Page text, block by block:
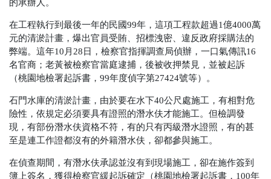
的承辦人。
在工程執行到最後一年的民國99年，這項工程款超過1億4000萬
元的清淤計畫，爆出官員受賄、招標洩密、違反政府採購法的
弊端。這年10月28日，檢察官指揮調查局偵辦，一口氣傳訊16
名官商；老黃被檢察官當庭逮捕，後被收押禁見，並被起訴
（桃園地檢署起訴書，99年度偵字第27424號等） 。
石門水庫的清淤計畫，由於要在水下40公尺處施工，有相對危
險性，依規定必須要具有證照的潛水伕才能施工。但檢調發
現，有部份潛水伕資格不符，有的只有丙級潛水證照，有的甚
至是連工作證都沒有的外籍潛水伕，卻都參與施工。
在偵查期間，有潛水伕承認並沒有到現場施工，卻在施作簽到
簿上簽名，獲得檢察官緩起訴確定 （桃園地檢署起訴書，100年